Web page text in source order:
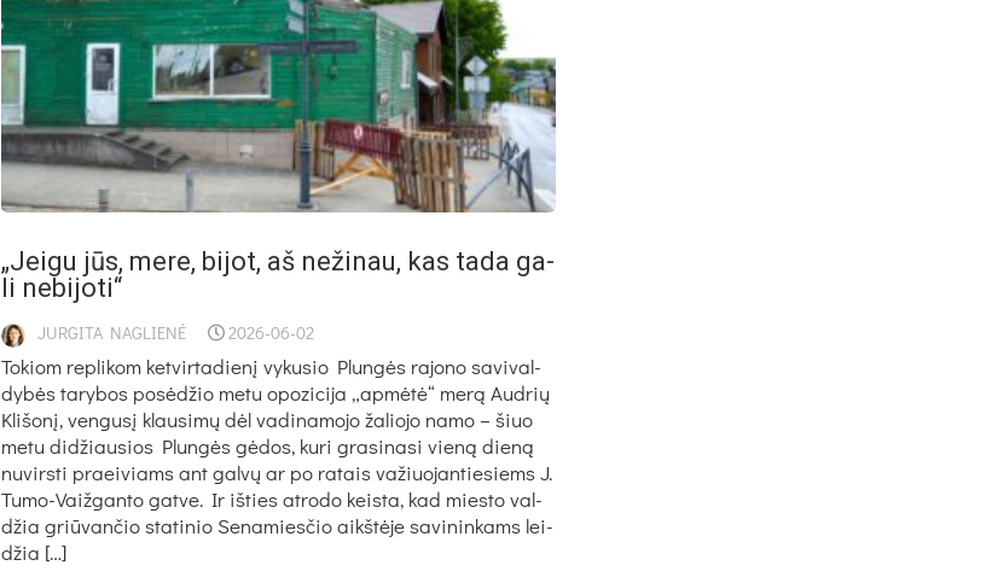
„Jei­gu jūs, me­re, bi­jot, aš ne­ži­nau, kas ta­da ga­
li ne­bi­jo­ti“
JURGITA NAGLIENĖ 2026-06-02
To­kiom rep­li­kom ket­vir­ta­die­nį vy­ku­sio Plun­gės ra­jo­no sa­vi­val­
dy­bės ta­ry­bos po­sė­džio me­tu opo­zi­ci­ja „ap­mė­tė“ me­rą Aud­rių
Kli­šo­nį, ven­gu­sį klau­si­mų dėl va­di­na­mo­jo ža­lio­jo na­mo – šiuo
me­tu di­džiau­sios Plun­gės gė­dos, ku­ri gra­si­na­si vie­ną die­ną
nu­virs­ti praei­viams ant gal­vų ar po ra­tais va­žiuo­jan­tie­siems J.
Tu­mo-Vaiž­gan­to gat­ve. Ir iš­ties at­ro­do keis­ta, kad mies­to val­
džia griū­van­čio sta­ti­nio Se­na­mies­čio aikš­tė­je sa­vi­nin­kams lei­
džia […]